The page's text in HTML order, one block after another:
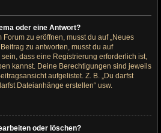
oder eine Antwort?
zu eröffnen, musst du auf „Neues
zu antworten, musst du auf
sein, dass eine Registrierung erforderlich ist,
kannst. Deine Berechtigungen sind jeweils
aufgelistet. Z. B. „Du darfst
Dateianhänge erstellen“ usw.
oder löschen?